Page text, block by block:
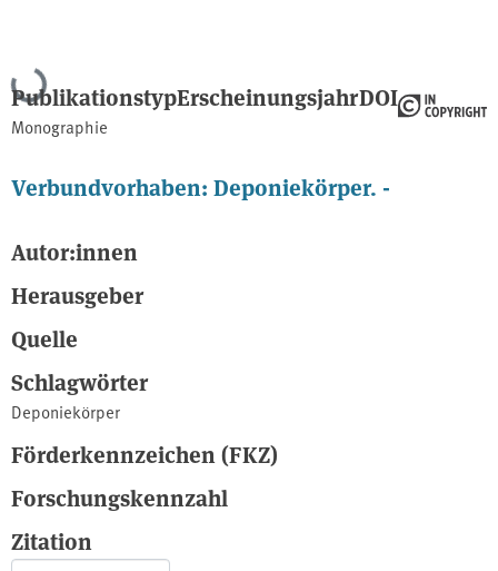
Lade...
Publikationstyp
Monographie
ErscheinungsjahrDOI
Verbundvorhaben: Deponiekörper. -
Autor:innen
Herausgeber
Quelle
Schlagwörter
Deponiekörper
Förderkennzeichen (FKZ)
Forschungskennzahl
Zitation